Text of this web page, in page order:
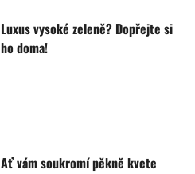
Luxus vysoké zeleně? Dopřejte si
ho doma!
Ať vám soukromí pěkně kvete